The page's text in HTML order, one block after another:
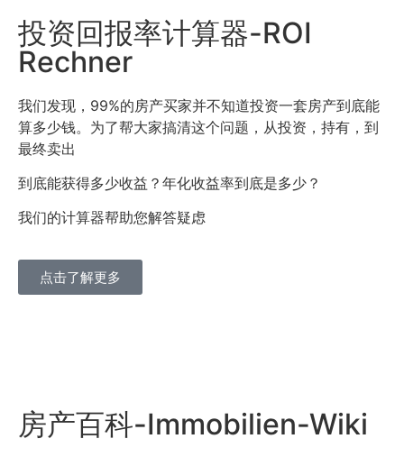
投资回报率计算器-ROI
Rechner
我们发现，99%的房产买家并不知道投资一套房产到底能
算多少钱。为了帮大家搞清这个问题，从投资，持有，到
最终卖出
到底能获得多少收益？年化收益率到底是多少？
我们的计算器帮助您解答疑虑
点击了解更多
房产百科-Immobilien-Wiki